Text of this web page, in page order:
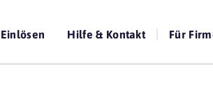
Einlösen Hilfe & Kontakt Für